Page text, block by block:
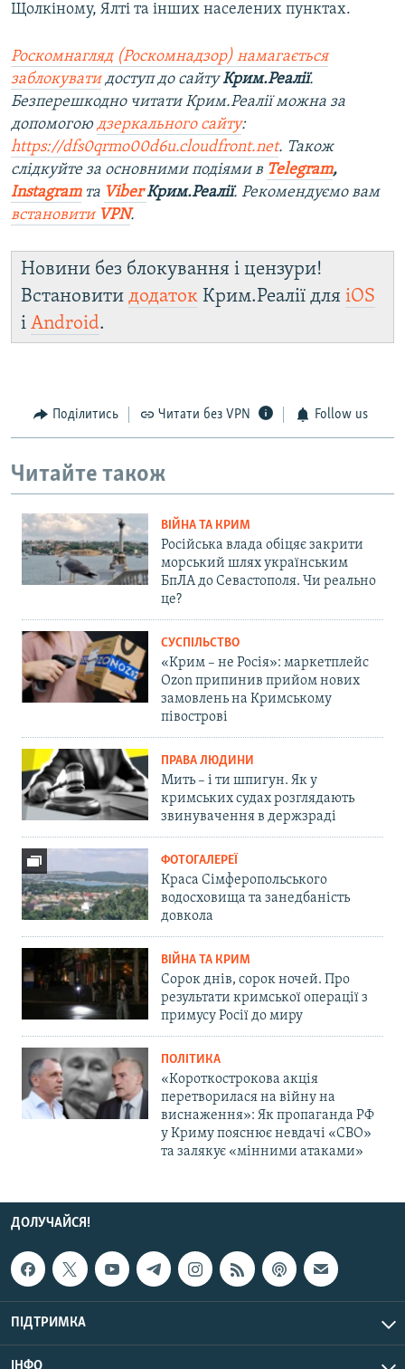
Щолкіному, Ялті та інших населених пунктах.
Роскомнагляд (Роскомнадзор) намагається
заблокуватидоступ до сайтуКрим.Реалії.
Безперешкодно читати Крим.Реалії можна за
допомогою дзеркального сайту:
https://dfs0qrmo00d6u.cloudfront.net. Також
слідкуйте за основними подіями в Telegram,
Instagramта ViberКрим.Реалії. Рекомендуємо вам
встановити VPN.
Новини без блокування і цензури!
Встановити додаток Крим.Реалії для iOS
і Android.
Поділитись Читати без VPN Follow us
Читайте також
ВІЙНА ТА КРИМ
Російська влада обіцяє закрити
морський шлях українським
БпЛА до Севастополя. Чи реально
це?
СУСПІЛЬСТВО
«Крим – не Росія»: маркетплейс
Ozon припинив прийом нових
замовлень на Кримському
півострові
ПРАВА ЛЮДИНИ
Мить – і ти шпигун. Як у
кримських судах розглядають
звинувачення в держзраді
ФОТОГАЛЕРЕЇ
Краса Сімферопольського
водосховища та занедбаність
довкола
ВІЙНА ТА КРИМ
Сорок днів, сорок ночей. Про
результати кримської операції з
примусу Росії до миру
ПОЛІТИКА
«Короткострокова акція
перетворилася на війну на
виснаження»: Як пропаганда РФ
у Криму пояснює невдачі «СВО»
та залякує «мінними атаками»
ДОЛУЧАЙСЯ!
ПІДТРИМКА
ІНФО